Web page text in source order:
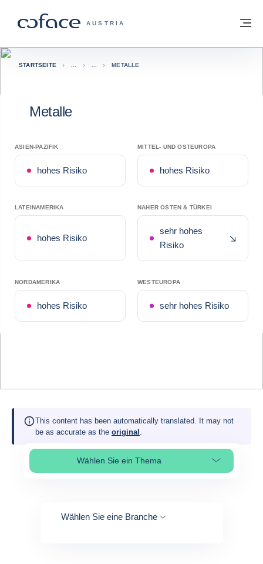
COFACE FOR TRADE - WEBSEITE DER
AUSTRIA
Zurück zur Startseite
STARTSEITE METALLE
Metalle
ASIEN-PAZIFIK
hohes Risiko
MITTEL- UND OSTEUROPA
hohes Risiko
LATEINAMERIKA
hohes Risiko
NAHER OSTEN & TÜRKEI
sehr hohes
Risiko
NORDAMERIKA
hohes Risiko
WESTEUROPA
sehr hohes Risiko
This content has been automatically translated. It may not
be as accurate as the original .
Wählen Sie ein Thema
Select page section
Wählen Sie eine Branche